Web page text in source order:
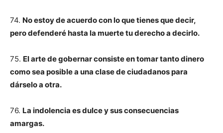
74. No estoy de acuerdo con lo que tienes que decir,
pero defenderé hasta la muerte tu derecho a decirlo.
75. El arte de gobernar consiste en tomar tanto dinero
como sea posible a una clase de ciudadanos para
dárselo a otra.
76. La indolencia es dulce y sus consecuencias
amargas.